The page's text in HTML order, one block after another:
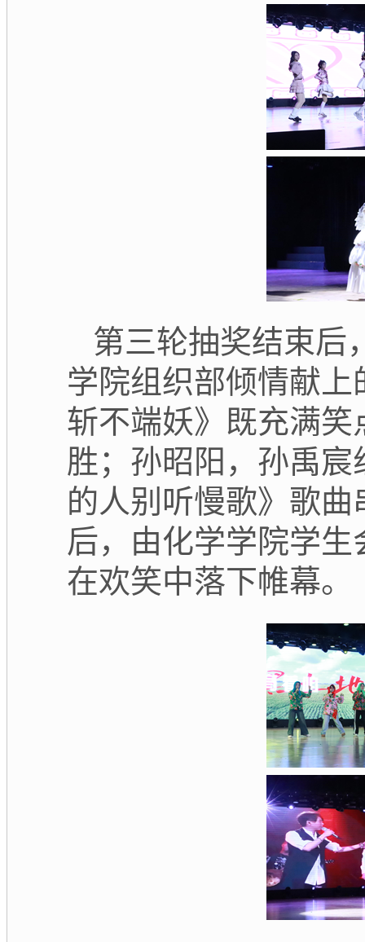
第三轮抽奖结束后
学院组织部倾情献
斩不端妖》既充满
胜；孙昭阳，孙禹
的人别听慢歌》歌
后，由化学学院学
在欢笑中落下帷幕。